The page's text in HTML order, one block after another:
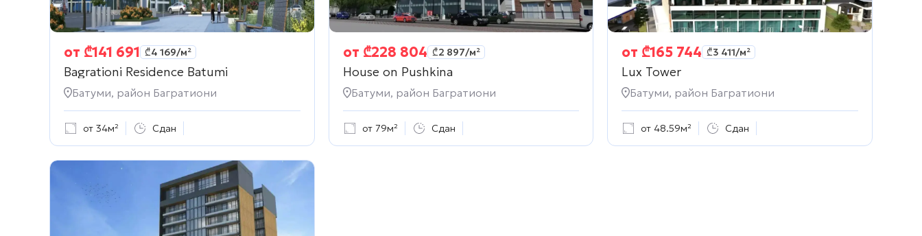
от ₾141 691 ₾4 169/м²
Bagrationi Residence Batumi
Батуми, район Багратиони
от 34м² Сдан
от ₾228 804 ₾2 897/м²
House on Pushkina
Батуми, район Багратиони
от 79м² Сдан
от ₾165 744 ₾3 411/м²
Lux Tower
Батуми, район Багратиони
от 48.59м² Сдан